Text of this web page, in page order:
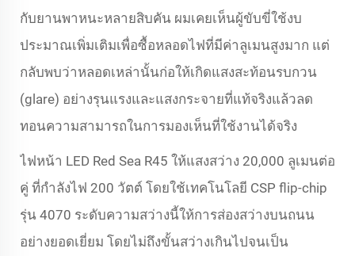
กับยานพาหนะหลายสิบคัน ผมเคยเห็นผู้ขับขี่ใช้งบ
ประมาณเพิ่มเติมเพื่อซื้อหลอดไฟที่มีค่าลูเมนสูงมาก แต่
กลับพบว่าหลอดเหล่านั้นก่อให้เกิดแสงสะท้อนรบกวน
(glare) อย่างรุนแรงและแสงกระจายที่แท้จริงแล้วลด
ทอนความสามารถในการมองเห็นที่ใช้งานได้จริง
ไฟหน้า LED Red Sea R45 ให้แสงสว่าง 20,000 ลูเมนต่อ
คู่ ที่กำลังไฟ 200 วัตต์ โดยใช้เทคโนโลยี CSP flip-chip
รุ่น 4070 ระดับความสว่างนี้ให้การส่องสว่างบนถนน
อย่างยอดเยี่ยม โดยไม่ถึงขั้นสว่างเกินไปจนเป็น